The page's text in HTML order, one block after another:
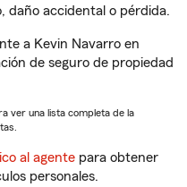
daño accidental o pérdida.
a Kevin Navarro en
de seguro de propiedad
ver una lista completa de la
al agente para obtener
personales.